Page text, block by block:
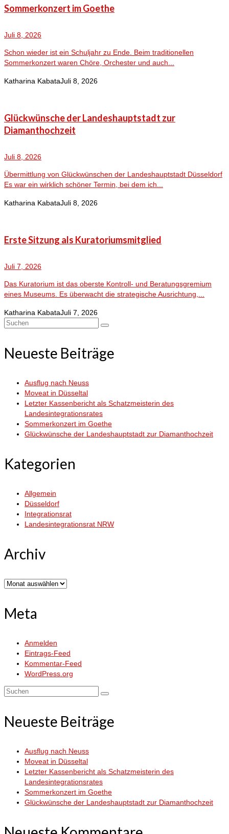
Sommerkonzert im Goethe
Juli 8, 2026
Schon wieder ist ein Schuljahr zu Ende. Beim traditionellen
Sommerkonzert waren Chöre, Orchester und auch...
Katharina KabataJuli 8, 2026
Glückwünsche der Landeshauptstadt zur
Diamanthochzeit
Juli 8, 2026
Übermittlung von Glückwünschen der Landeshauptstadt Düsseldorf
Es war ein wirklich schöner Termin, bei dem ich...
Katharina KabataJuli 8, 2026
Erste Sitzung als Kuratoriumsmitglied
Juli 7, 2026
Das Kuratorium ist das oberste Kontroll- und Beratungsgremium
eines Museums. Es überwacht die strategische Ausrichtung,...
Katharina KabataJuli 7, 2026
Suchen
Neueste Beiträge
Ausflug nach Neuss
Moveat in Düsseltal
Letzter Kassenbericht als Schatzmeisterin des
Landesintegrationsrates
Sommerkonzert im Goethe
Glückwünsche der Landeshauptstadt zur Diamanthochzeit
Kategorien
Allgemein
Düsseldorf
Integrationsrat
Landesintegrationsrat NRW
Archiv
Archiv
Meta
Anmelden
Eintrags-Feed
Kommentar-Feed
WordPress.org
Suchen
Neueste Beiträge
Ausflug nach Neuss
Moveat in Düsseltal
Letzter Kassenbericht als Schatzmeisterin des
Landesintegrationsrates
Sommerkonzert im Goethe
Glückwünsche der Landeshauptstadt zur Diamanthochzeit